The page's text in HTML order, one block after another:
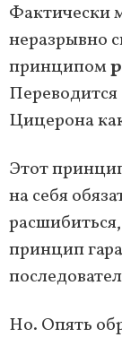
Фактически
неразрывно
принципом
Переводится
Цицерона
Этот
на себя
принцип
Но. Опять